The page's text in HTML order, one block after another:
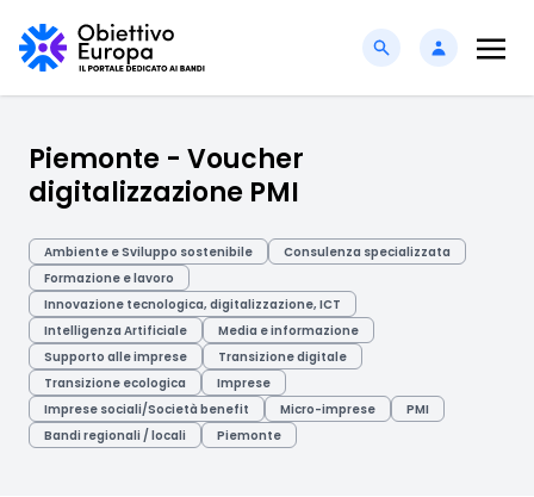
Piemonte - Voucher
digitalizzazione PMI
Ambiente e Sviluppo sostenibile
Consulenza specializzata
Formazione e lavoro
Innovazione tecnologica, digitalizzazione, ICT
Intelligenza Artificiale
Media e informazione
Supporto alle imprese
Transizione digitale
Transizione ecologica
Imprese
Imprese sociali/Società benefit
Micro-imprese
PMI
Bandi regionali / locali
Piemonte